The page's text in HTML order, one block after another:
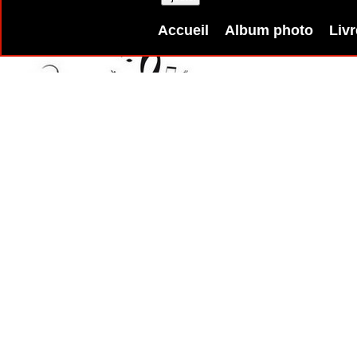
Accueil Album photo